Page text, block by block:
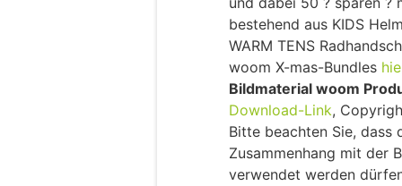
bestehend aus KIDS
WARM TENS
woom X-mas-Bundles
Bildmaterial woom
Download-Link,
Bitte beachten Sie, dass
Zusammenhang mit der
verwendet werden